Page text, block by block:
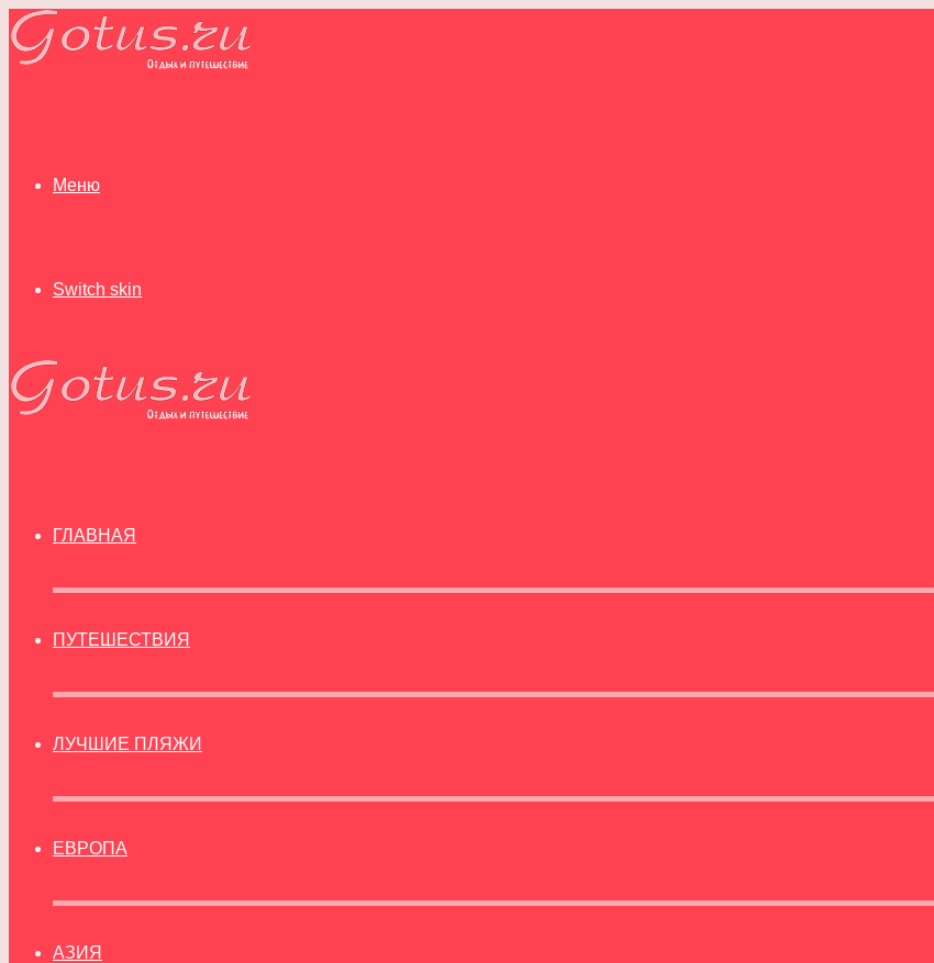
Меню
Switch skin
ГЛАВНАЯ
ПУТЕШЕСТВИЯ
ЛУЧШИЕ ПЛЯЖИ
ЕВРОПА
АЗИЯ